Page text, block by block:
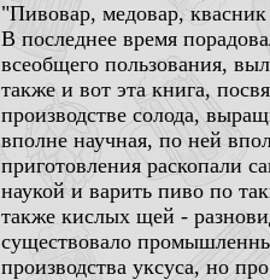
"Пивовар, медовар,
В последнее время
всеобщего пользования,
также и вот эта книга,
производстве солода,
вполне научная, по ней
приготовления раскопали
наукой и варить пиво по
также кислых щей -
существовало
производства уксуса, но